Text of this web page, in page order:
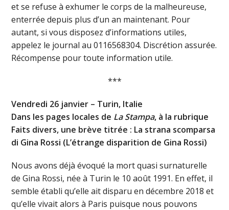
et se refuse à exhumer le corps de la malheureuse,
enterrée depuis plus d’un an maintenant. Pour
autant, si vous disposez d’informations utiles,
appelez le journal au 0116568304. Discrétion assurée.
Récompense pour toute information utile.
***
Vendredi 26 janvier – Turin, Italie
Dans les pages locales de La Stampa, à la rubrique
Faits divers, une brève titrée : La strana scomparsa
di Gina Rossi (L’étrange disparition de Gina Rossi)
Nous avons déjà évoqué la mort quasi surnaturelle
de Gina Rossi, née à Turin le 10 août 1991. En effet, il
semble établi qu’elle ait disparu en décembre 2018 et
qu’elle vivait alors à Paris puisque nous pouvons